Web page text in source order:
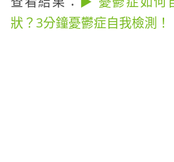
狀？3分鐘憂鬱症自我檢測！